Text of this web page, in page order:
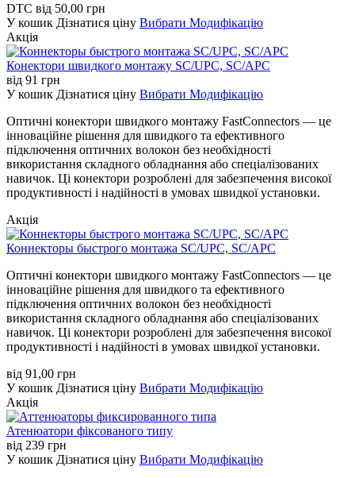
DTC від 50,00 грн
У кошик Дізнатися ціну Вибрати Модифікацію
Акція
Конектори швидкого монтажу SC/UPC, SC/APC
від 91 грн
У кошик Дізнатися ціну Вибрати Модифікацію
Оптичні конектори швидкого монтажу FastConnectors — це
інноваційне рішення для швидкого та ефективного
підключення оптичних волокон без необхідності
використання складного обладнання або спеціалізованих
навичок. Ці конектори розроблені для забезпечення високої
продуктивності і надійності в умовах швидкої установки.
Акція
Коннекторы быстрого монтажа SC/UPC, SC/APC
Оптичні конектори швидкого монтажу FastConnectors — це
інноваційне рішення для швидкого та ефективного
підключення оптичних волокон без необхідності
використання складного обладнання або спеціалізованих
навичок. Ці конектори розроблені для забезпечення високої
продуктивності і надійності в умовах швидкої установки.
від 91,00 грн
У кошик Дізнатися ціну Вибрати Модифікацію
Акція
Атенюатори фіксованого типу
від 239 грн
У кошик Дізнатися ціну Вибрати Модифікацію